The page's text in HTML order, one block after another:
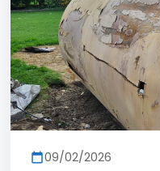
09/02/2026